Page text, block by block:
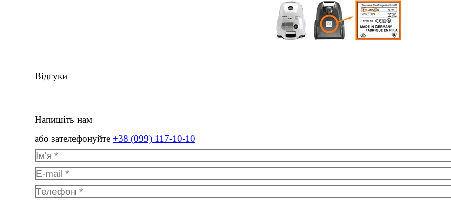
Відгуки
Напишіть нам
або зателефонуйте +38 (099) 117-10-10
Ім'я *
E-mail *
Телефон *